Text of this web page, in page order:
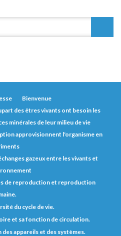
Bienvenue
des êtres vivants ont besoin les
minérales de leur milieu de vie
approvisionnent l'organisme en
gazeux entre les vivants et
de reproduction et reproduction
du cycle de vie.
et sa fonction de circulation.
appareils et des systèmes.